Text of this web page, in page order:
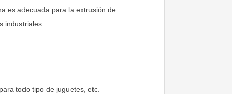
es adecuada para la extrusión de
industriales.
todo tipo de juguetes, etc.